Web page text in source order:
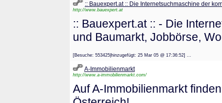
:: Bauexpert.at :: Die Internetsuchmaschine der
http://www.bauexpert.at
:: Bauexpert.at :: - Die
und Baumarkt, Jobbörse,
[Besuche: 553425|hinzugefügt: 25 Mar 05 @ 17:36:52] ...
A-Immobilienmarkt
http://www.a-immobilienmarkt.com/
Auf A-Immobilienmarkt